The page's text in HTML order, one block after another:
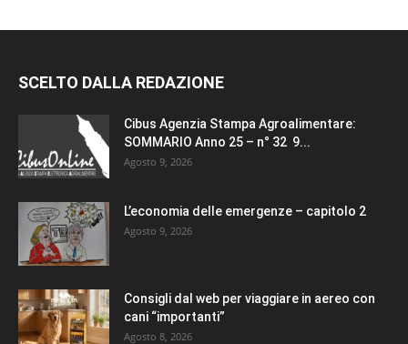
SCELTO DALLA REDAZIONE
Cibus Agenzia Stampa Agroalimentare:
SOMMARIO Anno 25 – n° 32 9...
Agosto 9, 2026
L’economia delle emergenze – capitolo 2
Agosto 9, 2026
Consigli dal web per viaggiare in aereo con
cani “importanti”
Agosto 8, 2026